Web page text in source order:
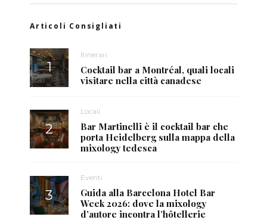
Articoli Consigliati
Itinerari
Cocktail bar a Montréal, quali locali
visitare nella città canadese
Locali
Bar Martinelli è il cocktail bar che
porta Heidelberg sulla mappa della
mixology tedesca
Eventi
Guida alla Barcelona Hotel Bar
Week 2026: dove la mixology
d’autore incontra l’hôtellerie